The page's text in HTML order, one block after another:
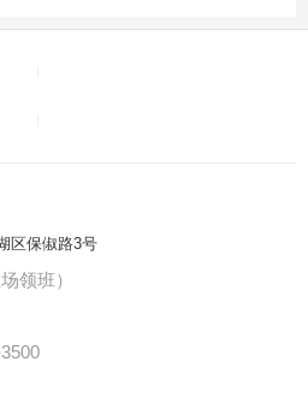
头朱砂不跑了心心念念的不是环
一群人就围着一个桌子吃东西
区保俶路3号
领班）